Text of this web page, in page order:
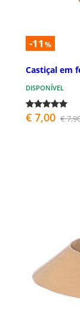
-11 %
Castiçal em
DISPONÍVEL
€ 7,00 €